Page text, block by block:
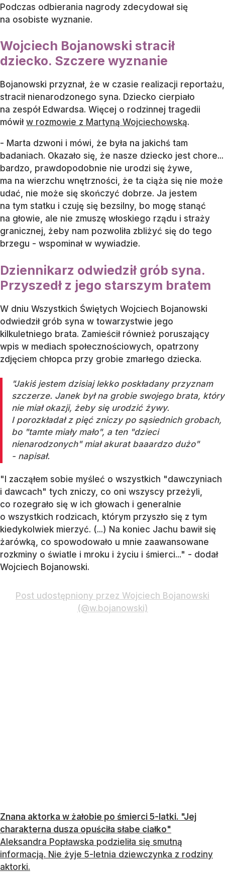
Podczas odbierania nagrody zdecydował się
na osobiste wyznanie.
Wojciech Bojanowski stracił
dziecko. Szczere wyznanie
Bojanowski przyznał, że w czasie realizacji reportażu,
stracił nienarodzonego syna. Dziecko cierpiało
na zespół Edwardsa. Więcej o rodzinnej tragedii
mówił w rozmowie z Martyną Wojciechowską.
- Marta dzwoni i mówi, że była na jakichś tam
badaniach. Okazało się, że nasze dziecko jest chore...
bardzo, prawdopodobnie nie urodzi się żywe,
ma na wierzchu wnętrzności, że ta ciąża się nie może
udać, nie może się skończyć dobrze. Ja jestem
na tym statku i czuję się bezsilny, bo mogę stanąć
na głowie, ale nie zmuszę włoskiego rządu i straży
granicznej, żeby nam pozwoliła zbliżyć się do tego
brzegu - wspominał w wywiadzie.
Dziennikarz odwiedził grób syna.
Przyszedł z jego starszym bratem
W dniu Wszystkich Świętych Wojciech Bojanowski
odwiedził grób syna w towarzystwie jego
kilkuletniego brata. Zamieścił również poruszający
wpis w mediach społecznościowych, opatrzony
zdjęciem chłopca przy grobie zmarłego dziecka.
"Jakiś jestem dzisiaj lekko poskładany przyznam
szczerze. Janek był na grobie swojego brata, który
nie miał okazji, żeby się urodzić żywy.
I porozkładał z pięć zniczy po sąsiednich grobach,
bo "tamte miały mało", a ten "dzieci
nienarodzonych" miał akurat baaardzo dużo"
- napisał.
"I zacząłem sobie myśleć o wszystkich "dawczyniach
i dawcach" tych zniczy, co oni wszyscy przeżyli,
co rozegrało się w ich głowach i generalnie
o wszystkich rodzicach, którym przyszło się z tym
kiedykolwiek mierzyć. (...) Na koniec Jachu bawił się
żarówką, co spowodowało u mnie zaawansowane
rozkminy o światle i mroku i życiu i śmierci..." - dodał
Wojciech Bojanowski.
Post udostępniony przez Wojciech Bojanowski
(@w.bojanowski)
Znana aktorka w żałobie po śmierci 5-latki. "Jej
charakterna dusza opuściła słabe ciałko"
Aleksandra Popławska podzieliła się smutną
informacją. Nie żyje 5-letnia dziewczynka z rodziny
aktorki.